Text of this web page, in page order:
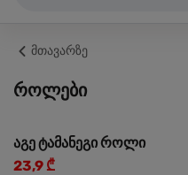
მთავარზე
როლები
აგე ტამანეგი როლი
23,9 ₾